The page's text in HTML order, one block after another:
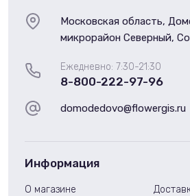
Ежедневно: 7:30-21:30
8-800-222-97-96
Московская область,
микрорайон Северный,
domodedovo@flowergis.ru
Информация
О магазине